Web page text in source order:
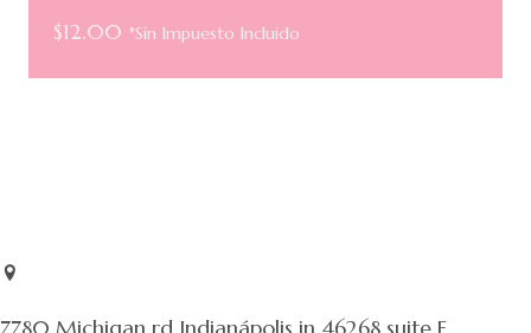
$12.00 *Sin Impuesto Incluido